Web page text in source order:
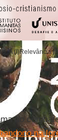
A (I)Relevância
ao
na